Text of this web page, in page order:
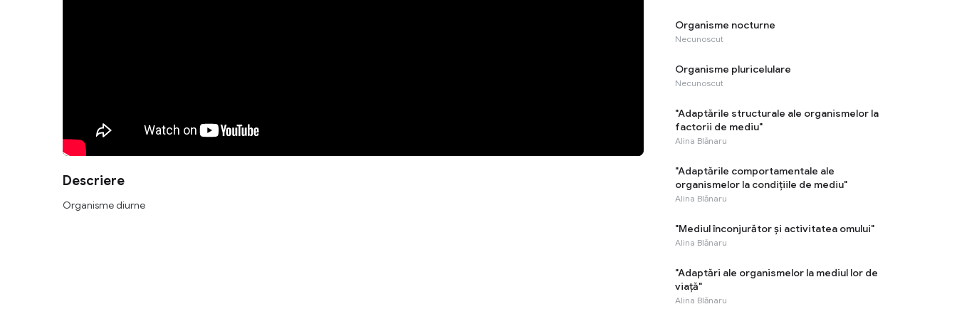
Descriere
Organisme diurne
Organisme nocturne
Necunoscut
Organisme pluricelulare
Necunoscut
"Adaptările structurale ale organismelor la
factorii de mediu"
Alina Blănaru
"Adaptările comportamentale ale
organismelor la condițiile de mediu"
Alina Blănaru
"Mediul înconjurător și activitatea omului"
Alina Blănaru
"Adaptări ale organismelor la mediul lor de
viaţă"
Alina Blănaru